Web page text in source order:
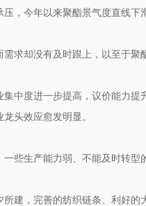
，今年以来聚酯景气度直线下
需求却没有及时跟上，以至于
集中度进一步提高，议价能力
头效应愈发明显。
一些生产能力弱、不能及时转型
所建，完善的纺织链条、利好